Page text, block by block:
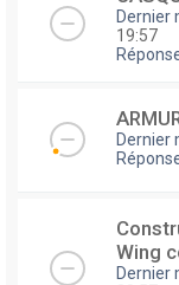
Dernier
19:57
Dernier
Wing
Dernier